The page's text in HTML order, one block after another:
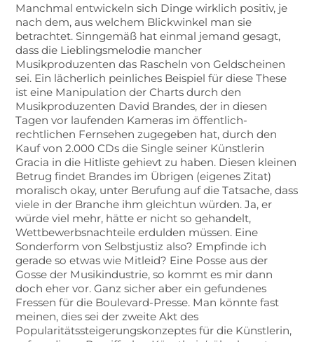
Manchmal entwickeln sich Dinge wirklich positiv, je
nach dem, aus welchem Blickwinkel man sie
betrachtet. Sinngemäß hat einmal jemand gesagt,
dass die Lieblingsmelodie mancher
Musikproduzenten das Rascheln von Geldscheinen
sei. Ein lächerlich peinliches Beispiel für diese These
ist eine Manipulation der Charts durch den
Musikproduzenten David Brandes, der in diesen
Tagen vor laufenden Kameras im öffentlich-
rechtlichen Fernsehen zugegeben hat, durch den
Kauf von 2.000 CDs die Single seiner Künstlerin
Gracia in die Hitliste gehievt zu haben. Diesen kleinen
Betrug findet Brandes im Übrigen (eigenes Zitat)
moralisch okay, unter Berufung auf die Tatsache, dass
viele in der Branche ihm gleichtun würden. Ja, er
würde viel mehr, hätte er nicht so gehandelt,
Wettbewerbsnachteile erdulden müssen. Eine
Sonderform von Selbstjustiz also? Empfinde ich
gerade so etwas wie Mitleid? Eine Posse aus der
Gosse der Musikindustrie, so kommt es mir dann
doch eher vor. Ganz sicher aber ein gefundenes
Fressen für die Boulevard-Presse. Man könnte fast
meinen, dies sei der zweite Akt des
Popularitätssteigerungskonzeptes für die Künstlerin,